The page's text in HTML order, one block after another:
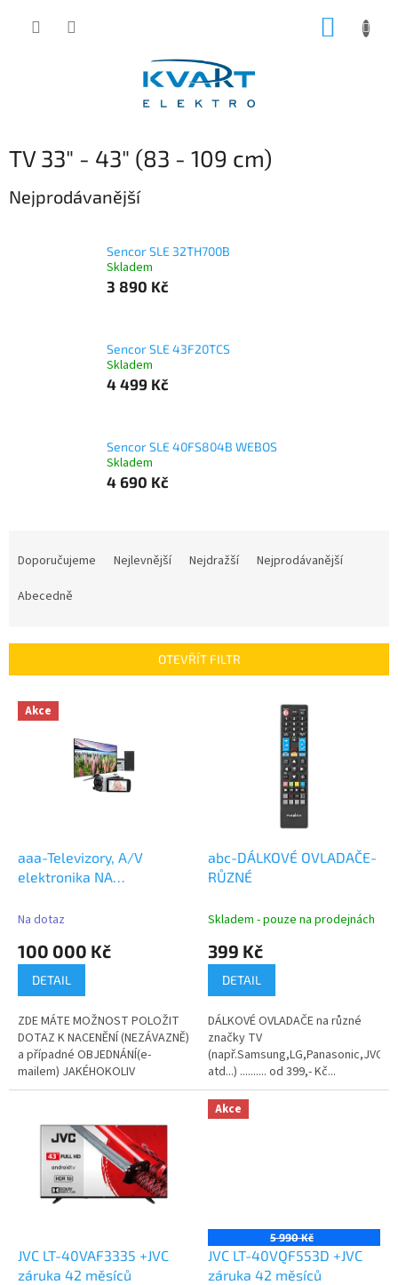
TV 33" - 43" (83 - 109 cm)
Nejprodávanější
Sencor SLE 32TH700B
Skladem
3 890 Kč
Sencor SLE 43F20TCS
Skladem
4 499 Kč
Sencor SLE 40FS804B WEBOS
Skladem
4 690 Kč
r
Doporučujeme Nejlevnější Nejdražší
Nejprodávanější
Abecedně
OTEVŘÍT FILTR
V Akce
aaa-Televizory, A/V
elektronika NA
Na dotaz
100 000 Kč
DETAIL
ZDE MÁTE MOŽNOST POLOŽIT
DOTAZ K NACENĚNÍ (NEZÁVAZNĚ)
a případné OBJEDNÁNÍ(e-
mailem) JAKÉHOKOLIV
TELEVIZORU,Audio a...
abc-DÁLKOVÉ OVLADAČE-
RŮZNÉ
Skladem - pouze na prodejnách
399 Kč
DETAIL
DÁLKOVÉ OVLADAČE na různé
značky TV
atd...) .......... od 399,- Kč...
JVC LT-40VAF3335 +JVC
záruka 42 měsíců
Akce
5 990 Kč
JVC LT-40VQF553D +JVC
záruka 42 měsíců